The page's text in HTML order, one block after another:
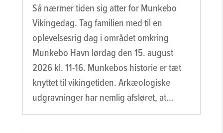
Så nærmer tiden sig atter for Munkebo
Vikingedag. Tag familien med til en
oplevelsesrig dag i området omkring
Munkebo Havn lørdag den 15. august
2026 kl. 11-16. Munkebos historie er tæt
knyttet til vikingetiden. Arkæologiske
udgravninger har nemlig afsløret, at...